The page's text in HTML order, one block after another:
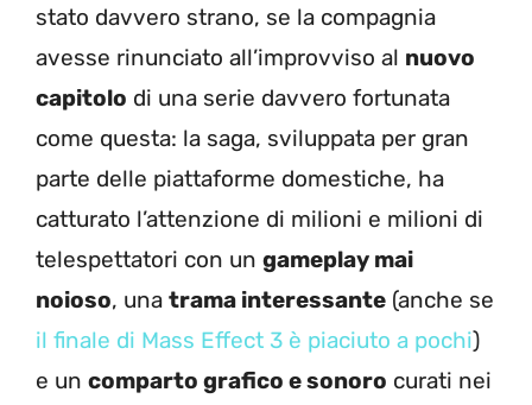
stato davvero strano, se la compagnia
avesse rinunciato all’improvviso al nuovo
capitolo di una serie davvero fortunata
come questa: la saga, sviluppata per gran
parte delle piattaforme domestiche, ha
catturato l’attenzione di milioni e milioni di
telespettatori con un gameplay mai
noioso, una trama interessante (anche se
il finale di Mass Effect 3 è piaciuto a pochi)
e un comparto grafico e sonoro curati nei